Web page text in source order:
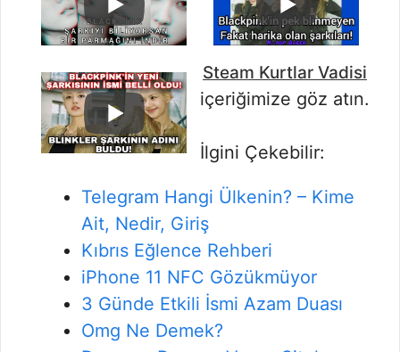
Steam Kurtlar Vadisi
içeriğimize göz atın.
İlgini Çekebilir:
Telegram Hangi Ülkenin? – Kime
Ait, Nedir, Giriş
Kıbrıs Eğlence Rehberi
iPhone 11 NFC Gözükmüyor
3 Günde Etkili İsmi Azam Duası
Omg Ne Demek?